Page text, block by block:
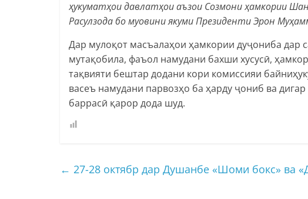
ҳукуматҳои давлатҳои аъзои Созмони ҳамкории
Расулзода бо муовини якуми Президенти Эрон
Дар мулоқот масъалаҳои ҳамкории дуҷониба дар
мутақобила, фаъол намудани бахши хусусӣ,
тақвияти бештар додани кори комиссияи
васеъ намудани парвозҳо ба ҳарду ҷониб ва
баррасӣ қарор дода шуд.
← 27-28 октябр дар Душанбе «Шоми бокс» ва